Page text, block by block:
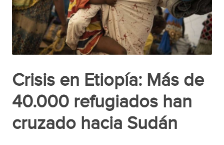
Crisis en Etiopía: Más de
40.000 refugiados han
cruzado hacia Sudán